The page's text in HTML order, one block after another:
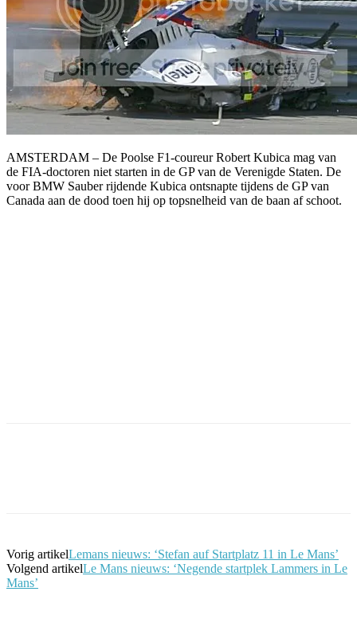
AMSTERDAM – De Poolse F1-coureur Robert Kubica mag van
de FIA-doctoren niet starten in de GP van de Verenigde Staten. De
voor BMW Sauber rijdende Kubica ontsnapte tijdens de GP van
Canada aan de dood toen hij op topsnelheid van de baan af schoot.
Vorig artikelLemans nieuws: ‘Stefan auf Startplatz 11 in Le Mans’
Volgend artikelLe Mans nieuws: ‘Negende startplek Lammers in Le
Mans’